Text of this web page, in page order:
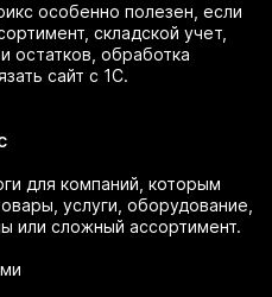
особенно полезен, если
складской учет,
остатков, обработка
сайт с 1С.
для компаний, которым
услуги, оборудование,
или сложный ассортимент.